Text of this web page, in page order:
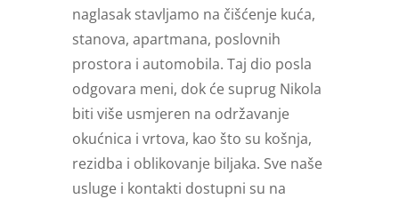
naglasak stavljamo na čišćenje kuća,
stanova, apartmana, poslovnih
prostora i automobila. Taj dio posla
odgovara meni, dok će suprug Nikola
biti više usmjeren na održavanje
okućnica i vrtova, kao što su košnja,
rezidba i oblikovanje biljaka. Sve naše
usluge i kontakti dostupni su na